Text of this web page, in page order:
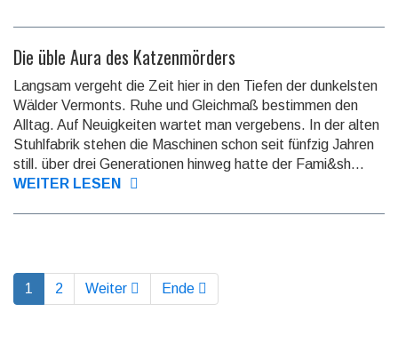
Die üble Aura des Katzenmörders
Langsam vergeht die Zeit hier in den Tiefen der dun­kels­ten
Wälder Vermonts. Ruhe und Gleich­maß be­stim­men den
Alltag. Auf Neuig­keiten wartet man ver­ge­bens. In der alten
Stuhlfabrik stehen die Maschinen schon seit fünf­zig Jahren
still. über drei Gene­ratio­nen hin­weg hatte der Fami&sh...
WEITER LESEN
1 2 Weiter Ende